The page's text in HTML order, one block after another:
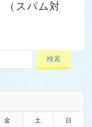
（スパム対
金 土 日